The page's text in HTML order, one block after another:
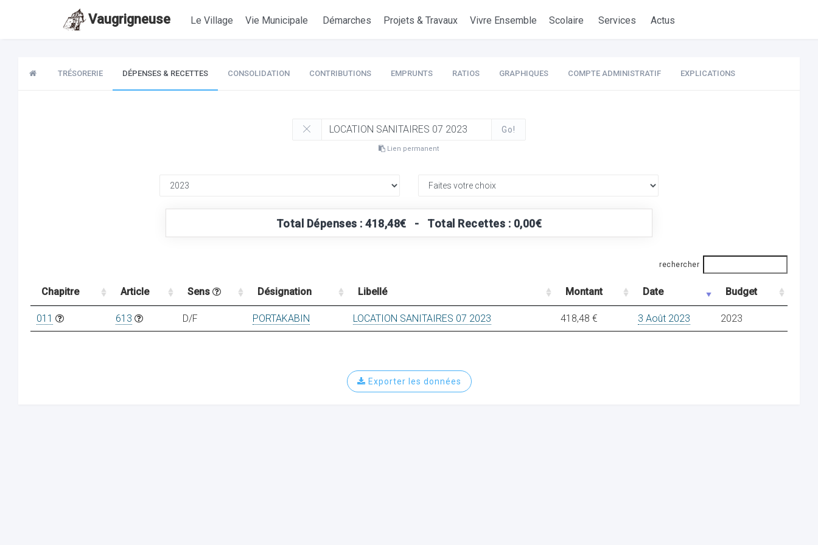
Vaugrigneuse Le Village Vie Municipale Démarches Projets & Travaux Vivre Ensemble Scolaire Services Actus
TRÉSORERIE DÉPENSES & RECETTES CONSOLIDATION CONTRIBUTIONS EMPRUNTS RATIOS GRAPHIQUES COMPTE ADMINISTRATIF EXPLICATIONS
Go!
Lien permanent
Total Dépenses : 418,48€ - Total Recettes : 0,00€
rechercher
Chapitre Article Sens Désignation Libellé Montant Date Budget
011 613 D/F PORTAKABIN LOCATION SANITAIRES 07 2023 418,48 € 3 Août 2023 2023
Exporter les données